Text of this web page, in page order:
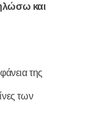
και
της
των